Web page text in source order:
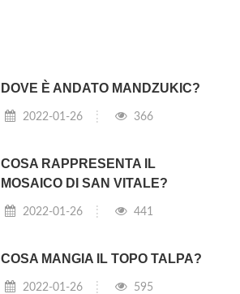
DOVE È ANDATO MANDZUKIC?
2022-01-26 366
COSA RAPPRESENTA IL
MOSAICO DI SAN VITALE?
2022-01-26 441
COSA MANGIA IL TOPO TALPA?
2022-01-26 595